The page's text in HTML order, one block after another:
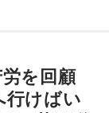
時を回顧
行けばい